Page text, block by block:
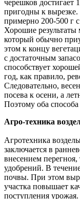
черешков достигает
пригодны к
примерно 200-500 г с
Хорошие
который обычно
этом к концу
с достаточным
способствует
год, как правило,
Следовательно,
посева к осени, а
Поэтому оба
Агро-техника
Агротехника
заключается в
внесением
удобрений. В
почвы. При этом
участка повышает
поступления